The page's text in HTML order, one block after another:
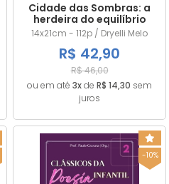
Cidade das Sombras: a
herdeira do equilíbrio
14x21cm - 112p / Dryelli Melo
R$ 42,90
R$ 46,00
ou em até 3xde R$ 14,30 sem
juros
-10%